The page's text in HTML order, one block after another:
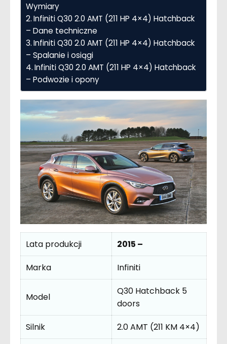
Wymiary
Infiniti Q30 2.0 AMT (211 HP 4×4) Hatchback
– Dane techniczne
Infiniti Q30 2.0 AMT (211 HP 4×4) Hatchback
– Spalanie i osiągi
Infiniti Q30 2.0 AMT (211 HP 4×4) Hatchback
– Podwozie i opony
Lata produkcji
2015 –
Marka
Infiniti
Model
Q30 Hatchback 5
doors
Silnik
2.0 AMT (211 KM 4×4)